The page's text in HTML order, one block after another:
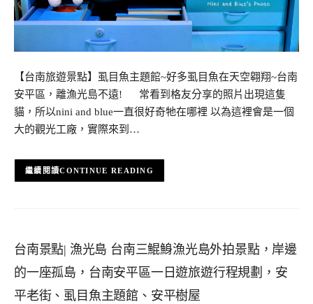
【台南旅遊景點】虱目魚主題館~好多虱目魚在天空翱翔~台南
安平區，離漁光島不遠! 常看到格友分享的照片出現這隻
貓，所以nini and blue一直很好奇牠在哪裡 以為這裡會是一個
大的觀光工廠，實際來到…
CONTINUE READING
台南景點| 漁光島 台南三鯤鯓漁光島外拍景點，岸邊
的一座孤島，台南安平區一日遊旅遊行程規劃，安
平老街、虱目魚主題館、安平樹屋